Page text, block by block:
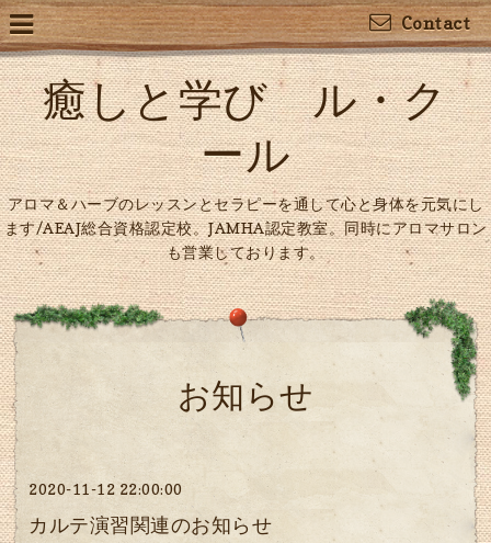
Contact
癒しと学び ル・ク
ール
アロマ＆ハーブのレッスンとセラピーを通して心と身体を元気にし
ます/AEAJ総合資格認定校。JAMHA認定教室。同時にアロマサロン
も営業しております。
お知らせ
2020-11-12 22:00:00
カルテ演習関連のお知らせ